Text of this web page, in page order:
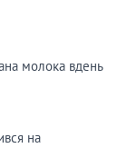
молока вдень
на